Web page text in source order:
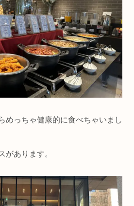
めっちゃ健康的に食べちゃいまし
があります。